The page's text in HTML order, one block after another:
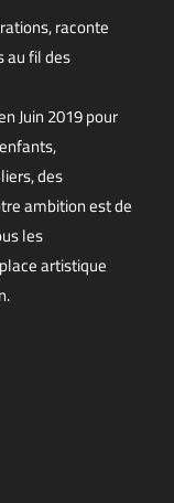
raconte
au fil des
Juin 2019 pour
des
ambition est de
les
artistique